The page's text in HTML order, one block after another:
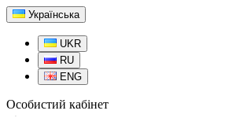
Українська
UKR
RU
ENG
Особистий кабінет